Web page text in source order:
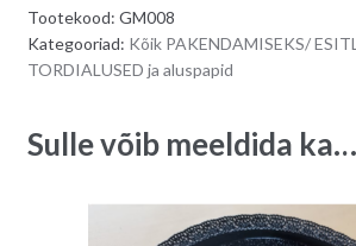
30
x
quantity
n
i
e
:
Tootekood: GM008
Kategooriad: Kõik PAKENDAMISEKS/
TORDIALUSED ja aluspapid
Sulle võib meeldida ka…